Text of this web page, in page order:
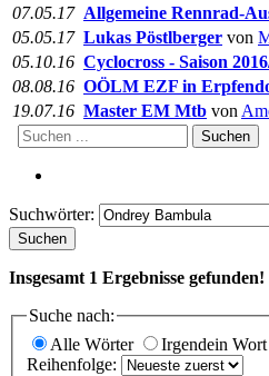
07.05.17 Allgemeine Rennrad-
05.05.17 Lukas Pöstlberger von
05.10.16 Cyclocross - Saison
08.08.16 OÖLM EZF in
19.07.16 Master EM Mtb von
Suchen
Suchwörter:
Suchen
Insgesamt 1 Ergebnisse gefunden!
Suche nach:
Alle Wörter
Irgendein Wort
Reihenfolge: